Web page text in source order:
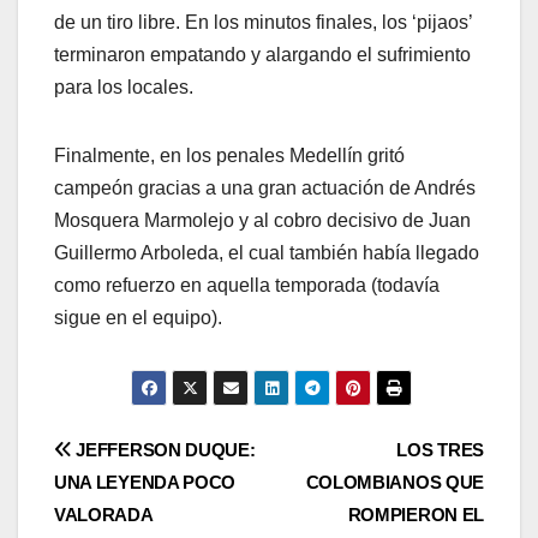
de un tiro libre. En los minutos finales, los ‘pijaos’
terminaron empatando y alargando el sufrimiento
para los locales.
Finalmente, en los penales Medellín gritó
campeón gracias a una gran actuación de Andrés
Mosquera Marmolejo y al cobro decisivo de Juan
Guillermo Arboleda, el cual también había llegado
como refuerzo en aquella temporada (todavía
sigue en el equipo).
LOS TRES
COLOMBIANOS QUE
ROMPIERON EL
JEFFERSON DUQUE:
UNA LEYENDA POCO
VALORADA